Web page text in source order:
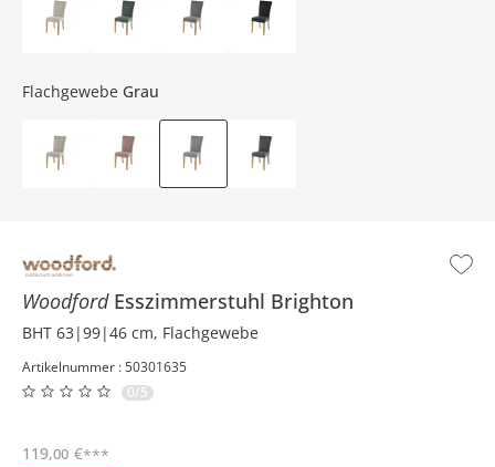
Woodford Esszimmerstuhl Brighton
BHT 63|99|46 cm, Flachgewebe
Artikelnummer : 50301635
0/5
119,00 €***
Flachgewebe Grau